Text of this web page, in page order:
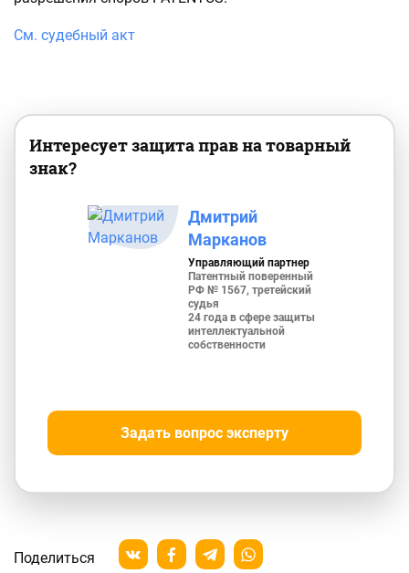
См. судебный акт
Интересует защита прав на товарный
знак?
Дмитрий
Марканов
Управляющий партнер
Патентный поверенный
РФ № 1567, третейский
судья
24 года в сфере защиты
интеллектуальной
собственности
Задать вопрос эксперту
Поделиться